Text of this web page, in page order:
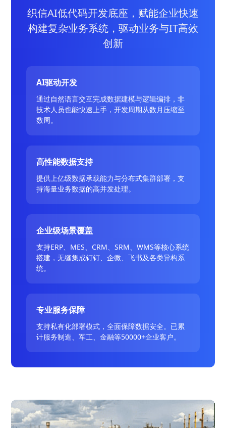
织信AI低代码开发底座，赋能企业快速
构建复杂业务系统，驱动业务与IT高效
创新
AI驱动开发
通过自然语言交互完成数据建模与逻辑编排，非
技术人员也能快速上手，开发周期从数月压缩至
数周。
高性能数据支持
提供上亿级数据承载能力与分布式集群部署，支
持海量业务数据的高并发处理。
企业级场景覆盖
支持ERP、MES、CRM、SRM、WMS等核心系统
搭建，无缝集成钉钉、企微、飞书及各类异构系
统。
专业服务保障
支持私有化部署模式，全面保障数据安全。已累
计服务制造、军工、金融等50000+企业客户。